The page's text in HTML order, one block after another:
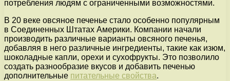
потребления людям с ограниченными возможностями.
В 20 веке овсяное печенье стало особенно популярным
в Соединенных Штатах Америки. Компании начали
производить различные варианты овсяного печенья,
добавляя в него различные ингредиенты, такие как изюм,
шоколадные капли, орехи и сухофрукты. Это позволило
создать разнообразие вкусов и добавить печенью
дополнительные питательные свойства.